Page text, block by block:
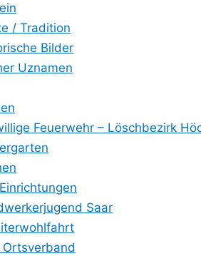
/ Tradition
Bilder
Uznamen
Feuerwehr – Löschbezirk
Saar
Ortsverband